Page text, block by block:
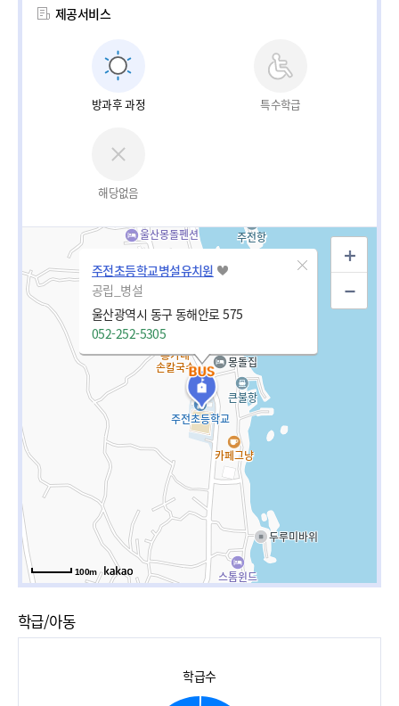
제공서비스
방과후 과정 특수학급
해당없음
주전초등학교병설유치원
공립_병설
울산광역시 동구 동해안로 575
052-252-5305
100m
학급/아동
학급수